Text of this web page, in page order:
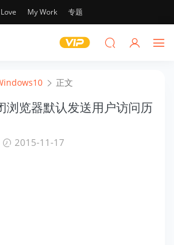
My Work 专题
正文
浏览器默认发送用户访问历
2015-11-17